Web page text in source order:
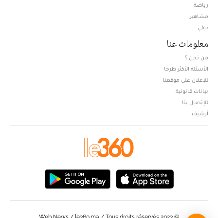
رياضة
مشاهير
دولي
معلومات عنا
من نحن ؟
الأسئلة الأكثر طرحا
للإعلان على موقعنا
بيانات قانونية
للإتصال بنا
أرشيف